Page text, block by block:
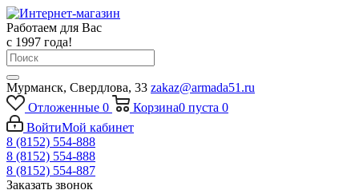
Работаем для Вас
с 1997 года!
Мурманск, Свердлова, 33 zakaz@armada51.ru
Отложенные 0 Корзина0 пуста 0
ВойтиМой кабинет
8 (8152) 554-888
8 (8152) 554-888
8 (8152) 554-887
Заказать звонок